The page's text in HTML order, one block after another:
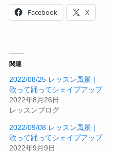
Facebook X
関連
2022/08/25 レッスン風景｜
歌って踊ってシェイプアップ
2022年8月26日
レッスンブログ
2022/09/08 レッスン風景｜
歌って踊ってシェイプアップ
2022年9月9日